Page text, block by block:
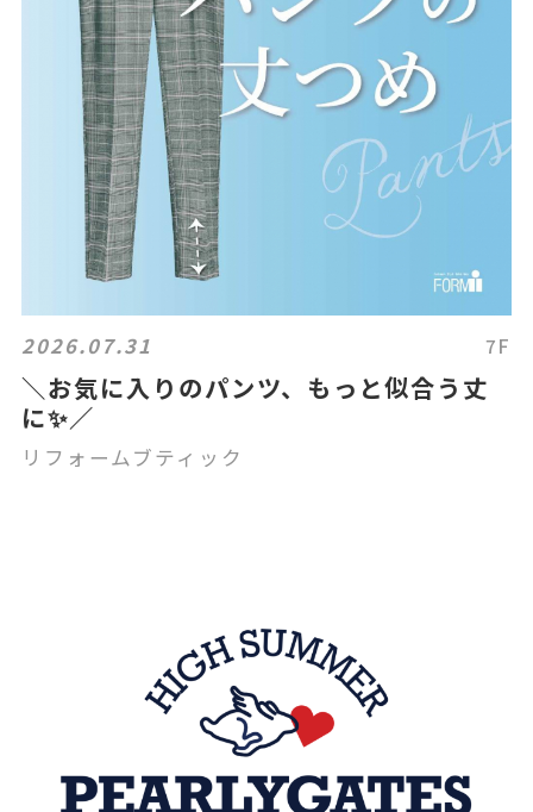
2026.07.31 7F
＼お気に入りのパンツ、もっと似合う丈
に✨／
リフォームブティック